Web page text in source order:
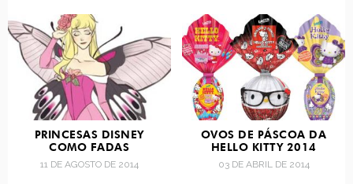
PRINCESAS DISNEY
COMO FADAS
11 DE AGOSTO DE 2014
OVOS DE PÁSCOA DA
HELLO KITTY 2014
03 DE ABRIL DE 2014